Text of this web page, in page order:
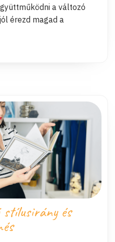
a változó
érezd magad a
és